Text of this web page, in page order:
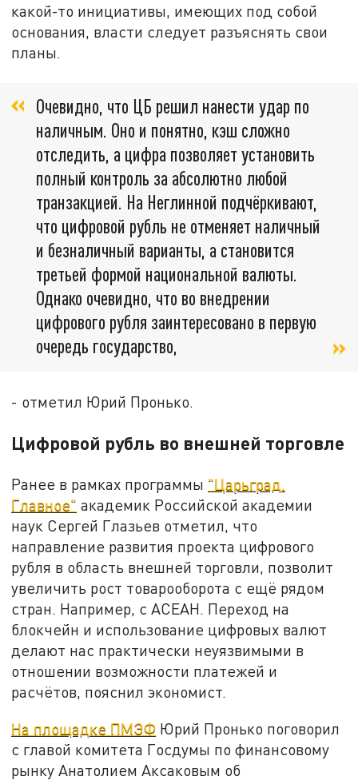
какой-то инициативы, имеющих под собой
основания, власти следует разъяснять свои
планы.
Очевидно, что ЦБ решил нанести удар по
наличным. Оно и понятно, кэш сложно
отследить, а цифра позволяет установить
полный контроль за абсолютно любой
транзакцией. На Неглинной подчёркивают,
что цифровой рубль не отменяет наличный
и безналичный варианты, а становится
третьей формой национальной валюты.
Однако очевидно, что во внедрении
цифрового рубля заинтересовано в первую
очередь государство,
- отметил Юрий Пронько.
Цифровой рубль во внешней торговле
Ранее в рамках программы "Царьград.
Главное" академик Российской академии
наук Сергей Глазьев отметил, что
направление развития проекта цифрового
рубля в область внешней торговли, позволит
увеличить рост товарооборота с ещё рядом
стран. Например, с АСЕАН. Переход на
блокчейн и использование цифровых валют
делают нас практически неуязвимыми в
отношении возможности платежей и
расчётов, пояснил экономист.
На площадке ПМЭФ Юрий Пронько поговорил
с главой комитета Госдумы по финансовому
рынку Анатолием Аксаковым об